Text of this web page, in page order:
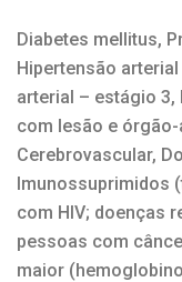
Diabetes mellitus,
Hipertensão
arterial – estágio
com lesão e
Cerebrovascular,
Imunossuprimidos
com HIV; doenças
pessoas com
maior